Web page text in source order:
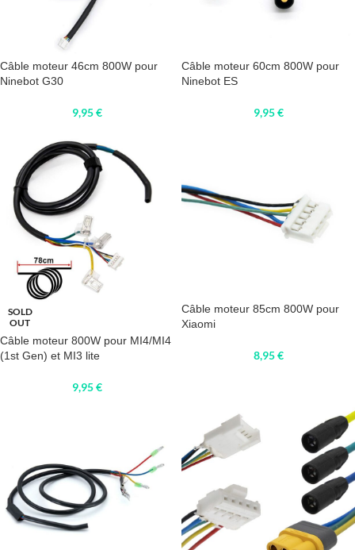
Câble moteur 46cm 800W pour
Ninebot G30
9,95€
Câble moteur 60cm 800W pour
Ninebot ES
9,95€
SOLD
OUT
Câble moteur 800W pour MI4/MI4
(1st Gen) et MI3 lite
9,95€
Câble moteur 85cm 800W pour
Xiaomi
8,95€